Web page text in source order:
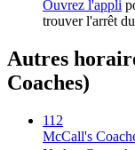
Ouvrez l'appli
trouver l'arrêt
Autres
Coaches)
112
McCall's